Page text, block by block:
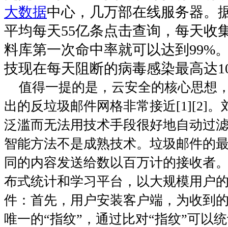
大数据中心，几万部在线服务器。
平均每天55亿条点击查询，每天收
料库第一次命中率就可以达到99%
技现在每天阻断的病毒感染最高达
值得一提的是，云安全的核心思想
出的反垃圾邮件网格非常接近[1][2]。
泛滥而无法用技术手段很好地自动过
智能方法不是成熟技术。垃圾邮件的
同的内容发送给数以百万计的接收者
布式统计和学习平台，以大规模用户
件：首先，用户安装客户端，为收到
唯一的“指纹”，通过比对“指纹”可以